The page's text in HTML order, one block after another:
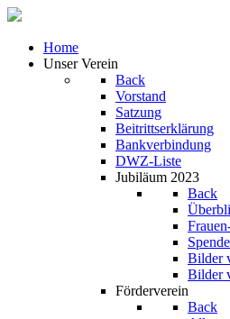
Home
Unser Verein
Back
Vorstand
Satzung
Beitrittserklärung
Bankverbindung
DWZ-Liste
Jubiläum 2023
Back
Bilder
Bilder
Förderverein
Back